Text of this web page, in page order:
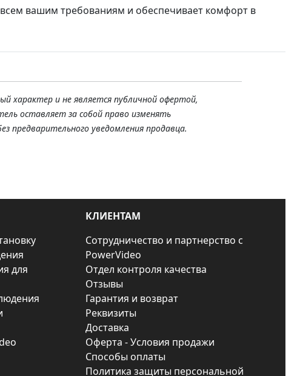
вашим требованиям и обеспечивает комфорт в
характер и не является публичной офертой,
оставляет за собой право изменять
предварительного уведомления продавца.
для
КЛИЕНТАМ
Сотрудничество и партнерство с
PowerVideo
Отдел контроля качества
Отзывы
Гарантия и возврат
Реквизиты
Доставка
Оферта - Условия продажи
Способы оплаты
Политика защиты персональной